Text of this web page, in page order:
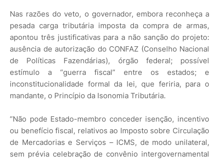
Nas razões do veto, o governador, embora reconheça a
pesada carga tributária imposta da compra de armas,
apontou três justificativas para a não sanção do projeto:
ausência de autorização do CONFAZ (Conselho Nacional
de Políticas Fazendárias), órgão federal; possível
estímulo a “guerra fiscal” entre os estados; e
inconstitucionalidade formal da lei, que feriria, para o
mandante, o Princípio da Isonomia Tributária.
“Não pode Estado-membro conceder isenção, incentivo
ou benefício fiscal, relativos ao Imposto sobre Circulação
de Mercadorias e Serviços – ICMS, de modo unilateral,
sem prévia celebração de convênio intergovernamental